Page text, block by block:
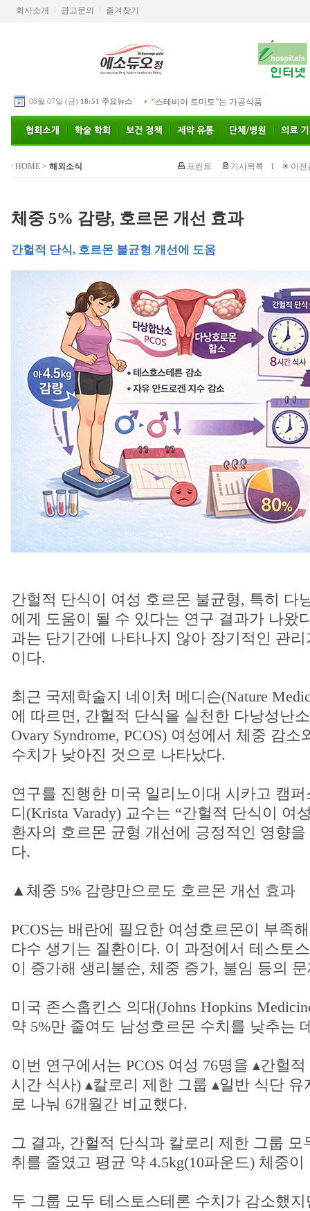
회사소개 광고문의 즐겨찾기
08월 07일 (금) 18:51 주요뉴스 “스테비아 토마토”는 가공식품
HOME> 해외소식 프린트 기사목록 l 이전
체중 5% 감량, 호르몬 개선 효과
간헐적 단식, 호르몬 불균형 개선에 도움
간헐적 단식이 여성 호르몬 불균형, 특히 다
에게 도움이 될 수 있다는 연구 결과가 나왔
과는 단기간에 나타나지 않아 장기적인 관
이다.
최근 국제학술지 네이처 메디슨(Nature
에 따르면, 간헐적 단식을 실천한 다낭성난
Ovary Syndrome, PCOS) 여성에서 체중 감
수치가 낮아진 것으로 나타났다.
연구를 진행한 미국 일리노이대 시카고 캠
디(Krista Varady) 교수는 “간헐적 단식이 여
환자의 호르몬 균형 개선에 긍정적인 영향
다.
▲체중 5% 감량만으로도 호르몬 개선 효과
PCOS는 배란에 필요한 여성호르몬이 부족
다수 생기는 질환이다. 이 과정에서 테스토
이 증가해 생리불순, 체중 증가, 불임 등의
미국 존스홉킨스 의대(Johns Hopkins
약 5%만 줄여도 남성호르몬 수치를 낮추는
이번 연구에서는 PCOS 여성 76명을 ▴간헐
시간 식사) ▴칼로리 제한 그룹 ▴일반 식단
로 나눠 6개월간 비교했다.
그 결과, 간헐적 단식과 칼로리 제한 그룹 모
취를 줄였고 평균 약 4.5kg(10파운드) 체중이
두 그룹 모두 테스토스테론 수치가 감소했